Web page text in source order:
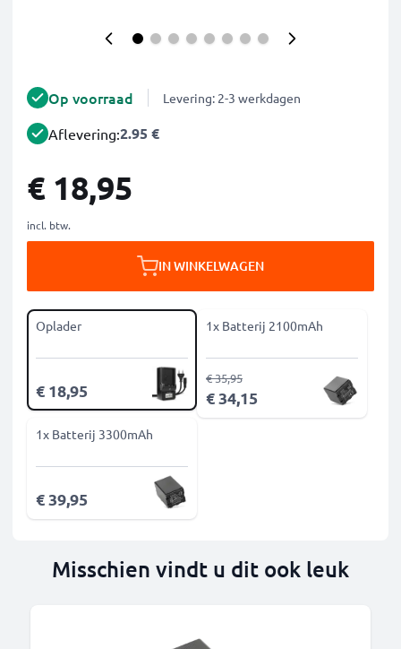
Op voorraad Levering: 2-3 werkdagen
Aflevering:2.95 €
€ 18,95
incl. btw.
IN WINKELWAGEN
Oplader
€ 18,95
1x Batterij 2100mAh
€ 34,15
€ 35,95
1x Batterij 3300mAh
€ 39,95
Misschien vindt u dit ook leuk